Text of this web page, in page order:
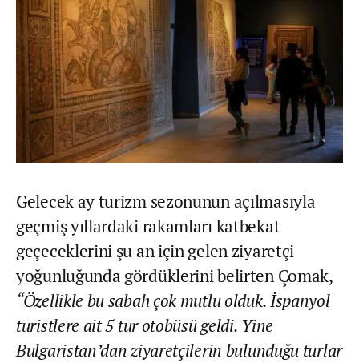
Gelecek ay turizm sezonunun açılmasıyla
geçmiş yıllardaki rakamları katbekat
geçeceklerini şu an için gelen ziyaretçi
yoğunluğunda gördüklerini belirten Çomak,
“Özellikle bu sabah çok mutlu olduk. İspanyol
turistlere ait 5 tur otobüsü geldi. Yine
Bulgaristan’dan ziyaretçilerin bulunduğu turlar